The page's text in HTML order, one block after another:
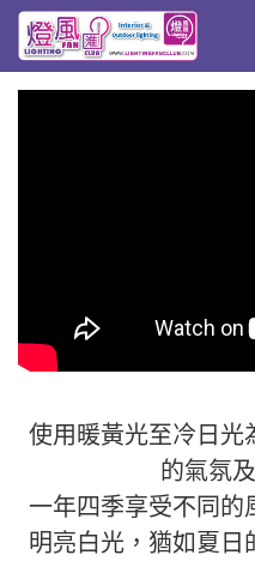
使用暖黃光至冷日光
的氣氛
一年四季享受不同的
明亮白光，猶如夏日